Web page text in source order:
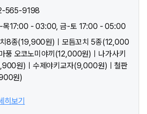
565-9198
-목17:00 - 03:00, 금-토 17:00 - 05:00
8종(19,900원)ㅣ모듬꼬치 5종(12,000
풍 오코노미야끼(12,000원)ㅣ나가사키
원)ㅣ수제야키교자(9,000원)ㅣ철판
원)
히보기